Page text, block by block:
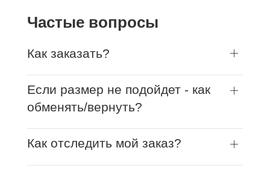
Частые вопросы
Как заказать?
Если размер не подойдет - как
обменять/вернуть?
Как отследить мой заказ?